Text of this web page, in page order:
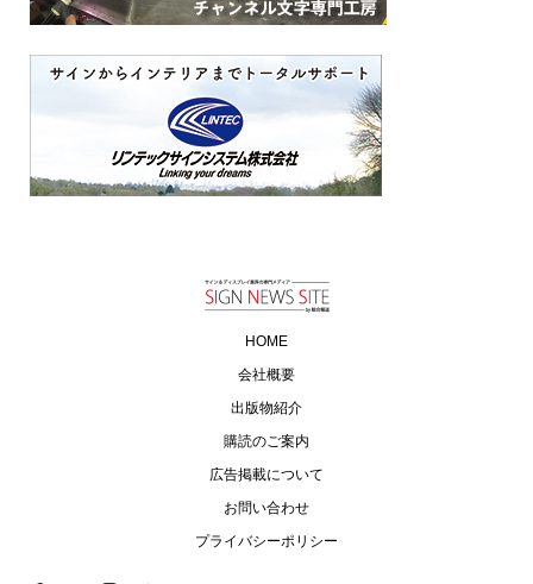
HOME
会社概要
出版物紹介
購読のご案内
広告掲載について
お問い合わせ
プライバシーポリシー